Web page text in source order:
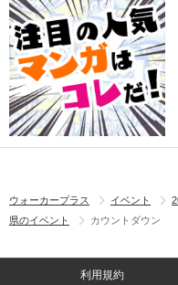
ウォーカープラス イベント
県のイベント
カウントダウン
利用規約